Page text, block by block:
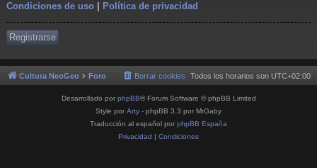
Condiciones de uso Política de privacidad
Registrarse
Cultura NeoGeo Foro Todos los horarios son UTC+02:00
Borrar cookies
Desarrollado por phpBB® Forum Software © phpBB Limited
Style por Arty - phpBB 3.3 por MrGaby
Traducción al español por phpBB España
Privacidad | Condiciones